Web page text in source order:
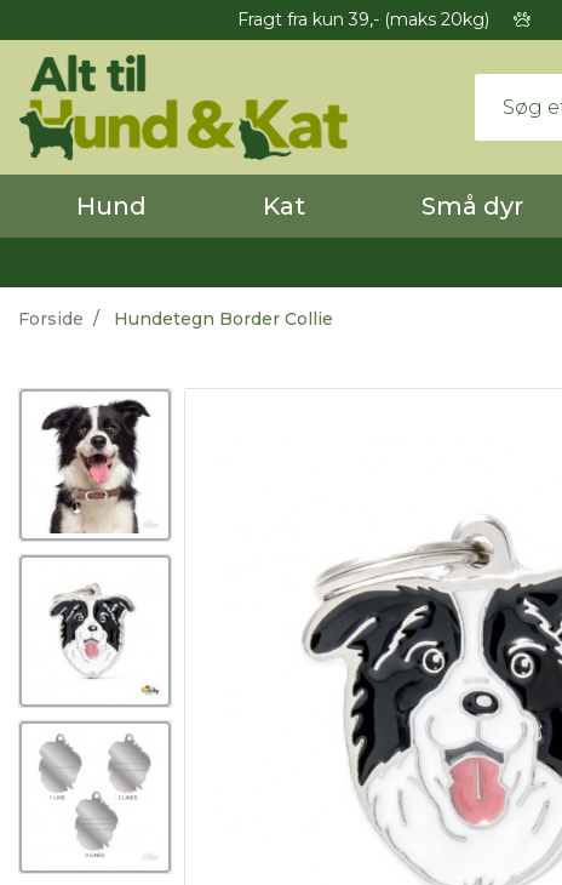
Fragt fra kun 39,- (maks 20kg)
Hund Kat Små dyr
Forside Hundetegn Border Collie